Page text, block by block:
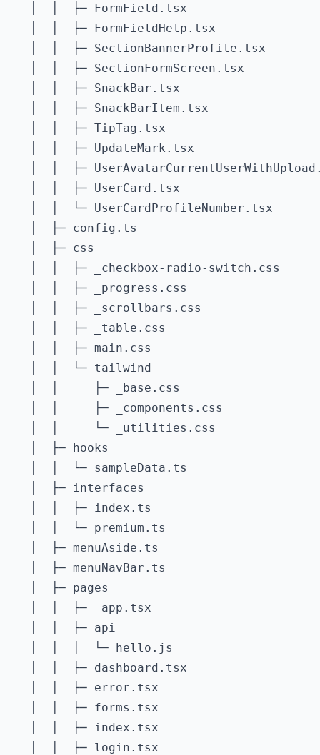
   │  │  ├─ FormField.tsx
   │  │  ├─ FormFieldHelp.tsx
   │  │  ├─ SectionBannerProfile.tsx
   │  │  ├─ SectionFormScreen.tsx
   │  │  ├─ SnackBar.tsx
   │  │  ├─ SnackBarItem.tsx
   │  │  ├─ TipTag.tsx
   │  │  ├─ UpdateMark.tsx
│  │  ├─
   │  │  ├─ UserCard.tsx
   │  │  └─ UserCardProfileNumber.tsx
   │  ├─ config.ts
   │  ├─ css
   │  │  ├─ _checkbox-radio-switch.css
   │  │  ├─ _progress.css
   │  │  ├─ _scrollbars.css
   │  │  ├─ _table.css
   │  │  ├─ main.css
   │  │  └─ tailwind
   │  │     ├─ _base.css
   │  │     ├─ _components.css
   │  │     └─ _utilities.css
   │  ├─ hooks
   │  │  └─ sampleData.ts
   │  ├─ interfaces
   │  │  ├─ index.ts
   │  │  └─ premium.ts
   │  ├─ menuAside.ts
   │  ├─ menuNavBar.ts
   │  ├─ pages
   │  │  ├─ _app.tsx
   │  │  ├─ api
   │  │  │  └─ hello.js
   │  │  ├─ dashboard.tsx
   │  │  ├─ error.tsx
   │  │  ├─ forms.tsx
   │  │  ├─ index.tsx
   │  │  ├─ login.tsx